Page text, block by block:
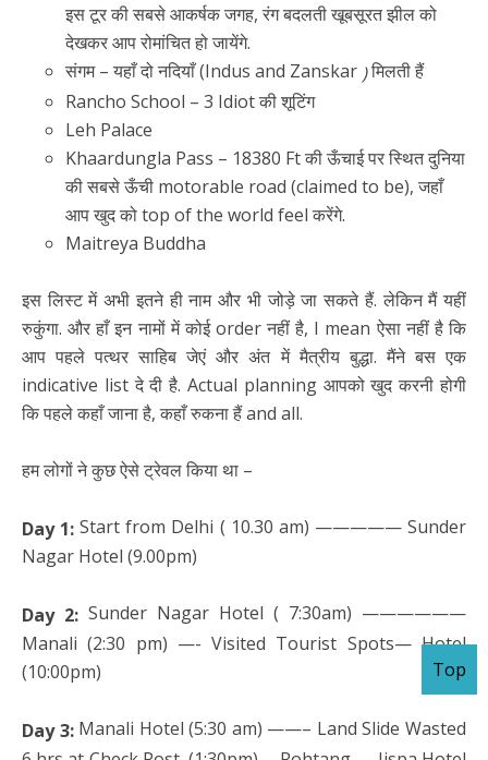
इस टूर की सबसे आकर्षक जगह, रंग बदलती खूबसूरत झील को
देखकर आप रोमांचित हो जायेंगे.
संगम – यहाँ दो नदियाँ (Indus and Zanskar )मिलती हैं
Rancho School – 3 Idiot की शूटिंग
Leh Palace
Khaardungla Pass – 18380 Ft की ऊँचाई पर स्थित दुनिया
की सबसे ऊँची motorable road (claimed to be), जहाँ
आप खुद को top of the world feel करेंगे.
Maitreya Buddha
इस लिस्ट में अभी इतने ही नाम और भी जोड़े जा सकते हैं. लेकिन मैं यहीं
रुकुंगा. और हाँ इन नामों में कोई order नहीं है, I mean ऐसा नहीं है कि
आप पहले पत्थर साहिब जेएं और अंत में मैत्रीय बुद्धा. मैंने बस एक
indicative list दे दी है. Actual planning आपको खुद करनी होगी
कि पहले कहाँ जाना है, कहाँ रुकना हैं and all.
हम लोगों ने कुछ ऐसे ट्रेवल किया था –
Day 1: Start from Delhi ( 10.30 am) ————— Sunder
Nagar Hotel (9.00pm)
Day 2: Sunder Nagar Hotel ( 7:30am) ——————
Manali (2:30 pm) —- Visited Tourist Spots— Hotel
(10:00pm)
Day 3:Manali Hotel (5:30 am) ——– Land Slide Wasted
Top